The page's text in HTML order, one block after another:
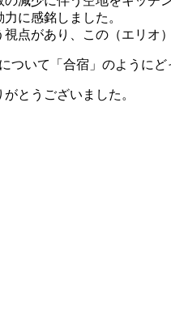
に感銘しました。
点があり、この（エリオ
いて「合宿」のように
とうございました。